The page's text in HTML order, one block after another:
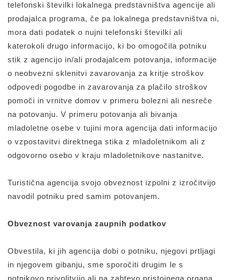
telefonski številki lokalnega predstavništva agencije ali
prodajalca programa, če pa lokalnega predstavništva ni,
mora dati podatek o nujni telefonski številki ali
katerokoli drugo informacijo, ki bo omogočila potniku
stik z agencijo in/ali prodajalcem potovanja, informacije
o neobvezni sklenitvi zavarovanja za kritje stroškov
odpovedi pogodbe in zavarovanja za plačilo stroškov
pomoči in vrnitve domov v primeru bolezni ali nesreče
na potovanju. V primeru potovanja ali bivanja
mladoletne osebe v tujini mora agencija dati informacijo
o vzpostavitvi direktnega stika z mladoletnikom ali z
odgovorno osebo v kraju mladoletnikove nastanitve.
Turistična agencija svojo obveznost izpolni z izročitvijo
navodil potniku pred samim potovanjem.
Obveznost varovanja zaupnih podatkov
Obvestila, ki jih agencija dobi o potniku, njegovi prtljagi
in njegovem gibanju, sme sporočiti drugim le s
potnikovo privolitvijo ali na zahtevo pristojnega organa.